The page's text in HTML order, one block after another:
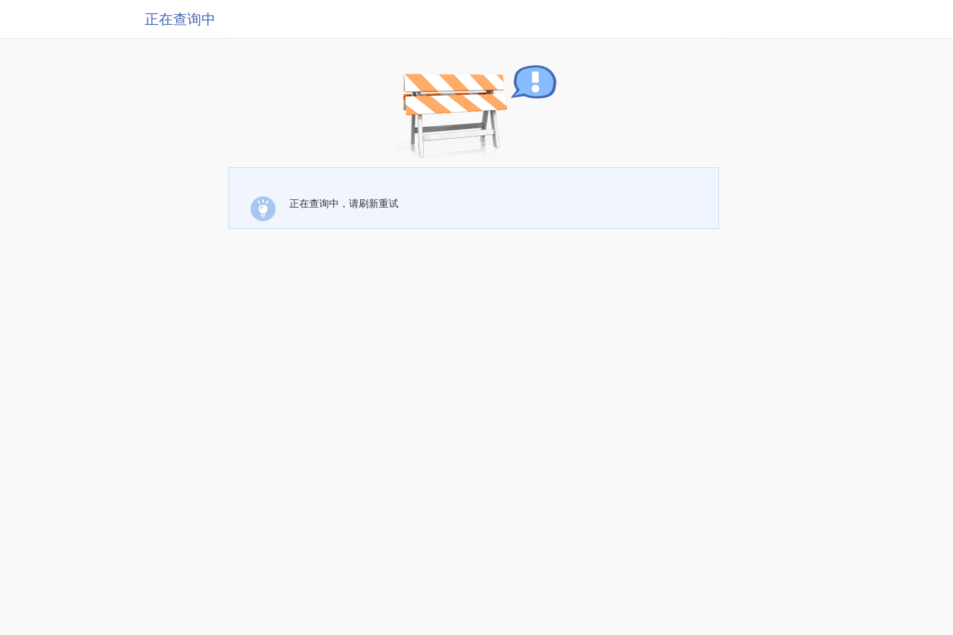
正在查询中
正在查询中，请刷新重试